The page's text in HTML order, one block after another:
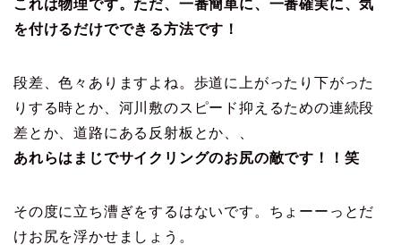
これは物理です。ただ、一番簡単に、一番確実に、気
を付けるだけでできる方法です！
段差、色々ありますよね。歩道に上がったり下がった
りする時とか、河川敷のスピード抑えるための連続段
差とか、道路にある反射板とか、、
あれらはまじでサイクリングのお尻の敵です！！笑
その度に立ち漕ぎをするはないです。ちょーーっとだ
けお尻を浮かせましょう。